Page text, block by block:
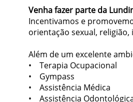
Venha fazer parte da
Incentivamos e
orientação sexual,
Além de um excelente
• Terapia Ocupacional
• Gympass
• Assistência Médica
• Assistência